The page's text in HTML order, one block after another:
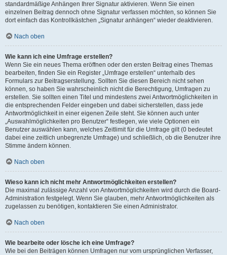
standardmäßige Anhängen Ihrer Signatur aktivieren. Wenn Sie einen
einzelnen Beitrag dennoch ohne Signatur verfassen möchten, so können Sie
dort einfach das Kontrollkästchen „Signatur anhängen“ wieder deaktivieren.
Nach oben
Wie kann ich eine Umfrage erstellen?
Wenn Sie ein neues Thema eröffnen oder den ersten Beitrag eines Themas
bearbeiten, finden Sie ein Register „Umfrage erstellen“ unterhalb des
Formulars zur Beitragserstellung. Sollten Sie diesen Bereich nicht sehen
können, so haben Sie wahrscheinlich nicht die Berechtigung, Umfragen zu
erstellen. Sie sollten einen Titel und mindestens zwei Antwortmöglichkeiten in
die entsprechenden Felder eingeben und dabei sicherstellen, dass jede
Antwortmöglichkeit in einer eigenen Zeile steht. Sie können auch unter
„Auswahlmöglichkeiten pro Benutzer“ festlegen, wie viele Optionen ein
Benutzer auswählen kann, welches Zeitlimit für die Umfrage gilt (0 bedeutet
dabei eine zeitlich unbegrenzte Umfrage) und schließlich, ob die Benutzer ihre
Stimme ändern können.
Nach oben
Wieso kann ich nicht mehr Antwortmöglichkeiten erstellen?
Die maximal zulässige Anzahl von Antwortmöglichkeiten wird durch die Board-
Administration festgelegt. Wenn Sie glauben, mehr Antwortmöglichkeiten als
zugelassen zu benötigen, kontaktieren Sie einen Administrator.
Nach oben
Wie bearbeite oder lösche ich eine Umfrage?
Wie bei den Beiträgen können Umfragen nur vom ursprünglichen Verfasser,